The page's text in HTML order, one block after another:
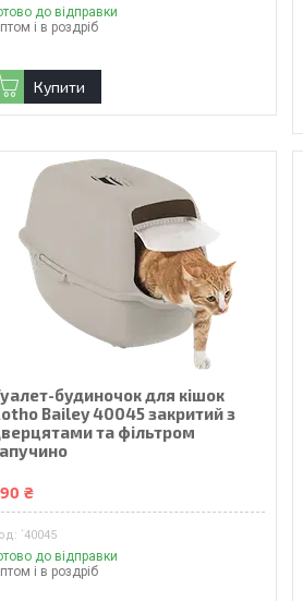
до відправки
і в роздріб
Купити
будиночок для кішок
Bailey 40045 закритий з
та фільтром
₴
`40045
до відправки
і в роздріб